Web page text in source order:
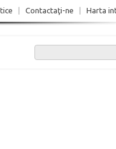
Contactaţi-ne Harta